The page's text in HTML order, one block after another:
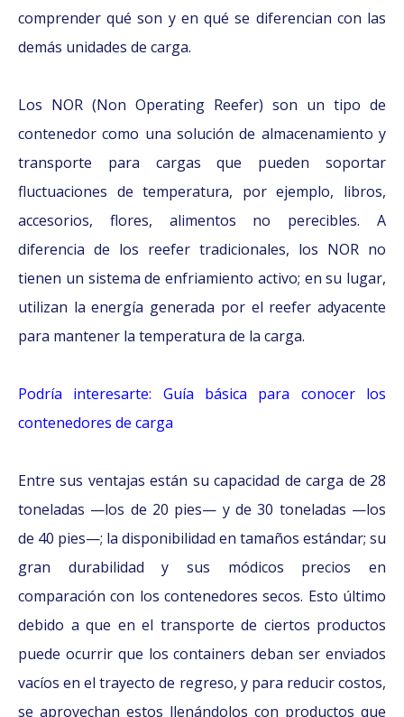
comprender qué son y en qué se diferencian con las
demás unidades de carga.
Los NOR (Non Operating Reefer) son un tipo de
contenedor como una solución de almacenamiento y
transporte para cargas que pueden soportar
fluctuaciones de temperatura, por ejemplo, libros,
accesorios, flores, alimentos no perecibles. A
diferencia de los reefer tradicionales, los NOR no
tienen un sistema de enfriamiento activo; en su lugar,
utilizan la energía generada por el reefer adyacente
para mantener la temperatura de la carga.
Podría interesarte: Guía básica para conocer los
contenedores de carga
Entre sus ventajas están su capacidad de carga de 28
toneladas —los de 20 pies— y de 30 toneladas —los
de 40 pies—; la disponibilidad en tamaños estándar; su
gran durabilidad y sus módicos precios en
comparación con los contenedores secos. Esto último
debido a que en el transporte de ciertos productos
puede ocurrir que los containers deban ser enviados
vacíos en el trayecto de regreso, y para reducir costos,
se aprovechan estos llenándolos con productos que